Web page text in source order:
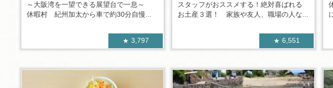
～大阪湾を一望できる展望台で一息～
休暇村 紀州加太から車で約30分自慢...
3,797
スタッフがおススメする！絶対喜ばれる
お土産３選！ 家族や友人、職場の人な...
6,551